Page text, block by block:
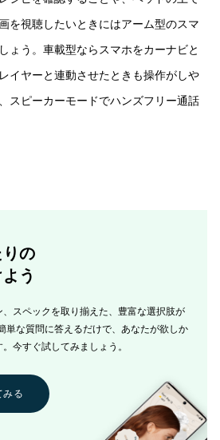
を視聴したいときにはアーム型のスマ
ょう。車載型ならスマホをカーナビと
イヤーと連動させたときも操作がしや
スピーカーモードでハンズフリー通話
の
う
スペックを取り揃えた、豊富な選択肢が
単な質問に答えるだけで、あなたが欲しか
今すぐ試してみましょう。
みる